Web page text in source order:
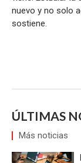
nuevo y no solo
sostiene.
ÚLTIMAS
Más noticias